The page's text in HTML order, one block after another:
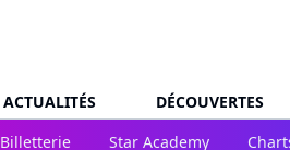
ACTUALITÉS
DÉCOUVERTES
Billetterie
Star Academy